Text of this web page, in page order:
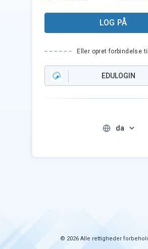
LOG PÅ
Eller opret forbindelse til
EDULOGIN
da
© 2026 Alle rettigheder